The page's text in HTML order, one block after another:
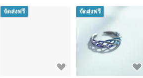
จัดส่งฟรี จัดส่งฟรี